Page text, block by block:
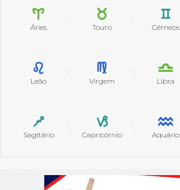
Áries Touro Gêmeos
Leão Virgem Libra
Sagitário Capricórnio Aquário